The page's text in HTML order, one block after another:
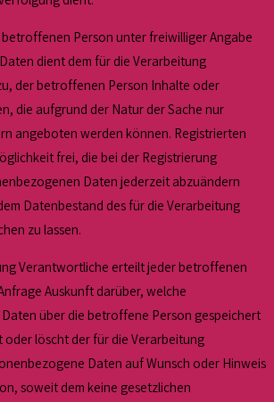
Person unter freiwilliger Angabe
dient dem für die Verarbeitung
der betroffenen Person Inhalte oder
die aufgrund der Natur der Sache nur
angeboten werden können. Registrierten
frei, die bei der Registrierung
Daten jederzeit abzuändern
Datenbestand des für die Verarbeitung
zu lassen.
Verantwortliche erteilt jeder betroffenen
Auskunft darüber, welche
über die betroffene Person gespeichert
oder löscht der für die Verarbeitung
Daten auf Wunsch oder Hinweis
soweit dem keine gesetzlichen